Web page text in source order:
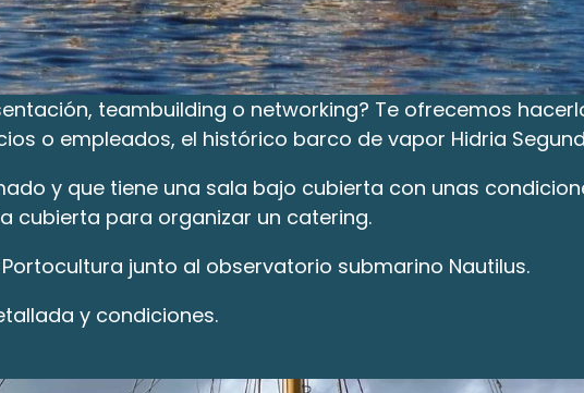
teambuilding o networking? Te ofrecemos
o empleados, el histórico barco de vapor Hidria
y que tiene una sala bajo cubierta con unas
cubierta para organizar un catering.
junto al observatorio submarino Nautilus.
y condiciones.